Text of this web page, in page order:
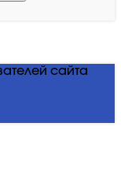
сайта